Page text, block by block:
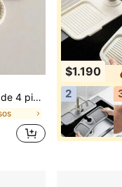
del hogar y bar, serie marrón
$1.190
2